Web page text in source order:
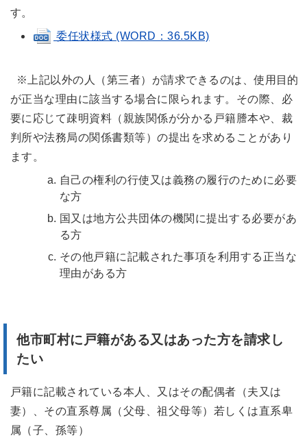
す。
委任状様式 (WORD：36.5KB)
※上記以外の人（第三者）が請求できるのは、使用目的
が正当な理由に該当する場合に限られます。その際、必
要に応じて疎明資料（親族関係が分かる戸籍謄本や、裁
判所や法務局の関係書類等）の提出を求めることがあり
ます。
自己の権利の行使又は義務の履行のために必要
な方
国又は地方公共団体の機関に提出する必要があ
る方
その他戸籍に記載された事項を利用する正当な
理由がある方
他市町村に戸籍がある又はあった方を請求し
たい
戸籍に記載されている本人、又はその配偶者（夫又は
妻）、その直系尊属（父母、祖父母等）若しくは直系卑
属（子、孫等）